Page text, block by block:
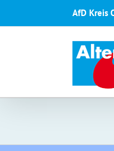
springen
AfD Kreis